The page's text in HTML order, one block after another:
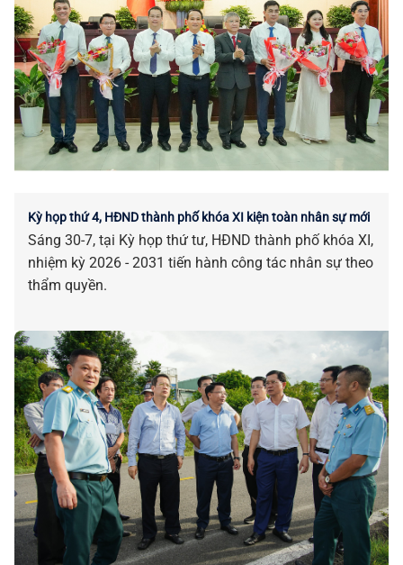
Kỳ họp thứ 4, HĐND thành phố khóa XI kiện toàn nhân sự mới
Sáng 30-7, tại Kỳ họp thứ tư, HĐND thành phố khóa XI,
nhiệm kỳ 2026 - 2031 tiến hành công tác nhân sự theo
thẩm quyền.